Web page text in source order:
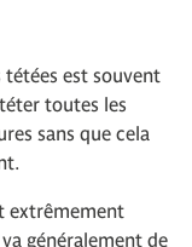
tétées est souvent
toutes les
sans que cela
extrêmement
généralement de